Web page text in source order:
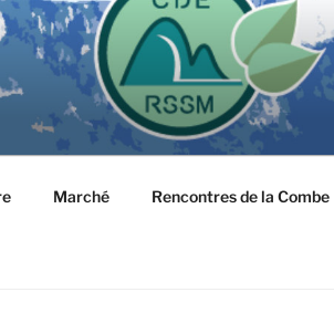
Marché Rencontres de la Combe